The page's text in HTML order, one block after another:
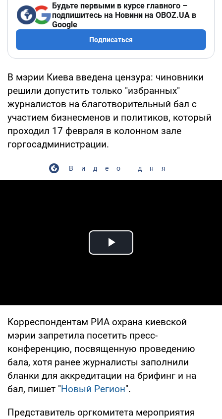
Будьте первыми в курсе главного –
подпишитесь на Новини на OBOZ.UA в
Google
Подписаться
В мэрии Киева введена цензура: чиновники
решили допустить только "избранных"
журналистов на благотворительный бал с
участием бизнесменов и политиков, который
проходил 17 февраля в колонном зале
горгосадминистрации.
Видео дня
Play Video
Корреспондентам РИА охрана киевской
мэрии запретила посетить пресс-
конференцию, посвященную проведению
бала, хотя ранее журналисты заполнили
бланки для аккредитации на брифинг и на
бал, пишет "Новый Регион".
Представитель оргкомитета мероприятия